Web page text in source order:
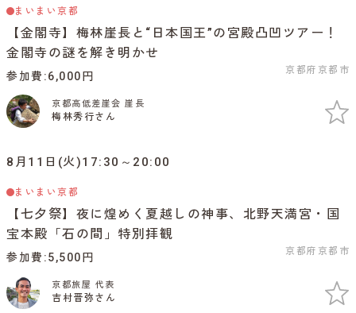
まいまい京都
【金閣寺】梅林崖長と“日本国王”の宮殿凸凹ツアー！
金閣寺の謎を解き明かせ
京都府京都市
参加費 6,000円
京都高低差崖会 崖長
梅林秀行さん
8月11日(火)17:30～20:00
まいまい京都
【七夕祭】夜に煌めく夏越しの神事、北野天満宮・国
宝本殿「石の間」特別拝観
京都府京都市
参加費 5,500円
京都旅屋 代表
吉村晋弥さん